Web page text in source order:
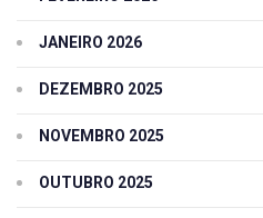
JANEIRO 2026
DEZEMBRO 2025
NOVEMBRO 2025
OUTUBRO 2025